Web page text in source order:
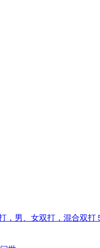
，男、女双打，混合双打